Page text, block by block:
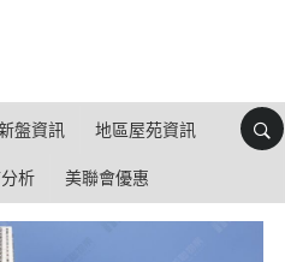
盤資訊 地區屋苑資訊
析 美聯會優惠